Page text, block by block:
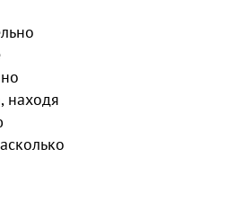
находя